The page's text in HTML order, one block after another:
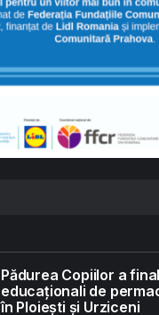
Pădurea Copiilor a
educaționali de
în Ploiești și Urziceni